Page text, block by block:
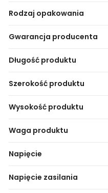
Rodzaj opakowania
Gwarancja producenta
Długość produktu
Szerokość produktu
Wysokość produktu
Waga produktu
Napięcie
Napięcie zasilania